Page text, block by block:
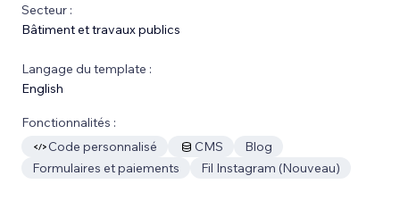
Secteur :
Bâtiment et travaux publics
Langage du template :
English
Fonctionnalités :
Code personnalisé
CMS
Blog
Formulaires et paiements
Fil Instagram (Nouveau)